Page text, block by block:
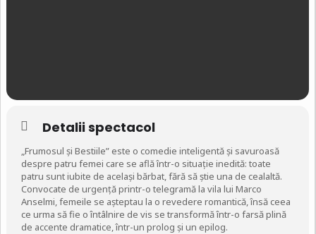
Detalii spectacol
„Frumosul și Bestiile” este o comedie inteligentă și savuroasă
despre patru femei care se află într-o situație inedită: toate
patru sunt iubite de același bărbat, fără să știe una de cealaltă.
Convocate de urgență printr-o telegramă la vila lui Marco
Anselmi, femeile se așteptau la o revedere romantică, însă ceea
ce urma să fie o întâlnire de vis se transformă într-o farsă plină
de accente dramatice, într-un prolog și un epilog.